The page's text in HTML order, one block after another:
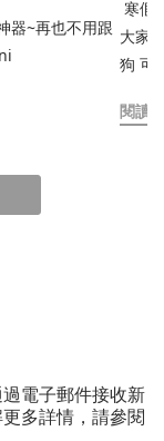
器~再也不用跟
寒假倒數9天！
大家
狗 可是我每天看到的狗都吃飽睡 睡飽吃⋯這次分享了一些讀書
得我
閱讀
電子郵件接收新
多詳情，請參閱